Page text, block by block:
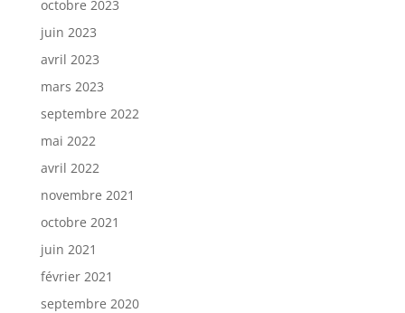
octobre 2023
juin 2023
avril 2023
mars 2023
septembre 2022
mai 2022
avril 2022
novembre 2021
octobre 2021
juin 2021
février 2021
septembre 2020